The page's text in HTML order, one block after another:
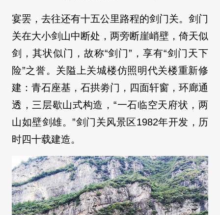
宴罢，去往还有十五公里路程的剑门关。剑门
关在大小剑山中断处，两旁断崖峭壁，倚天似
剑，其状似门，故称“剑门”，享有“剑门天下
险”之誉。关隘上关城楼仿照明代关楼重新修
建：青石座基，石拱劵门，四面轩窗，环廊通
透，三层歇山式构造，“一石临空天府状，两
山如壁剑雄。”剑门关风景区1982年开发，历
时四十载建造。